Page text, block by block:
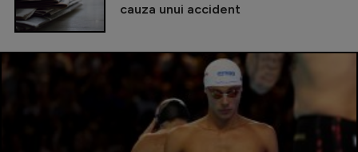
cauza unui accident